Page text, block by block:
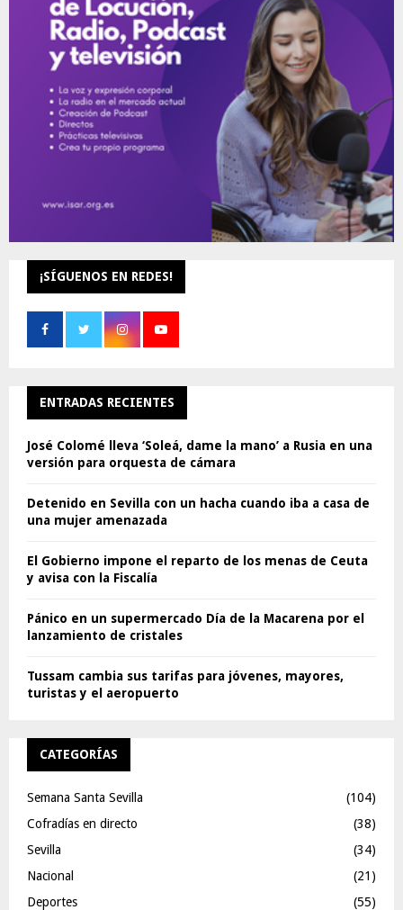
¡SÍGUENOS EN REDES!
ENTRADAS RECIENTES
José Colomé lleva ‘Soleá, dame la mano’ a Rusia en una
versión para orquesta de cámara
Detenido en Sevilla con un hacha cuando iba a casa de
una mujer amenazada
El Gobierno impone el reparto de los menas de Ceuta
y avisa con la Fiscalía
Pánico en un supermercado Día de la Macarena por el
lanzamiento de cristales
Tussam cambia sus tarifas para jóvenes, mayores,
turistas y el aeropuerto
CATEGORÍAS
Semana Santa Sevilla
(104)
Cofradías en directo
(38)
Sevilla
(34)
Nacional
(21)
Deportes
(55)